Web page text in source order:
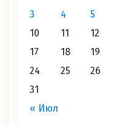
« Июл
3
4 5
10
11 12
17
18 19
24
25 26
31